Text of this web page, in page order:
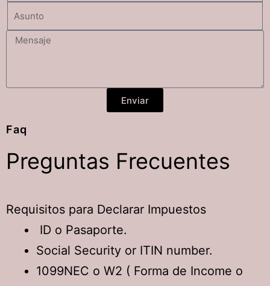
Enviar
Faq
Preguntas Frecuentes
Requisitos para Declarar Impuestos
ID o Pasaporte.
Social Security or ITIN number.
1099NEC o W2 ( Forma de Income o